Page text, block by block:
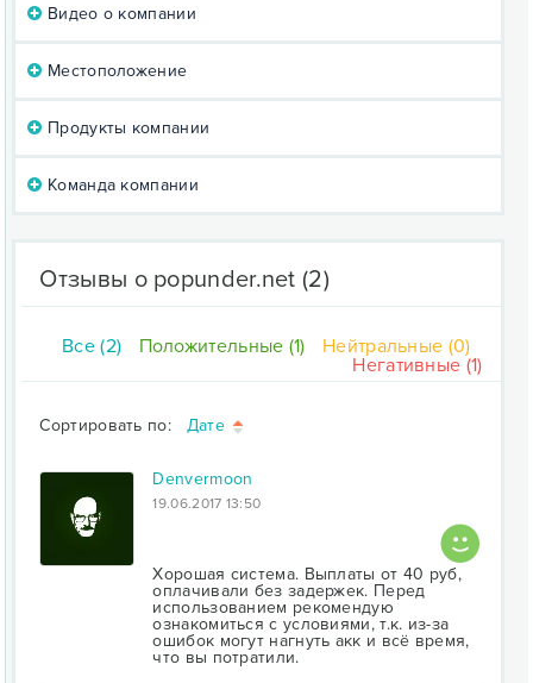
Видео о компании
Местоположение
Продукты компании
Команда компании
Отзывы о popunder.net (2)
Все (2) Положительные (1)
Нейтральные (0)
Негативные (1)
Сортировать по: Дате
Denvermoon
19.06.2017 13:50
Хорошая система. Выплаты от 40 руб,
оплачивали без задержек. Перед
использованием рекомендую
ознакомиться с условиями, т.к. из-за
ошибок могут нагнуть акк и всё время,
что вы потратили.